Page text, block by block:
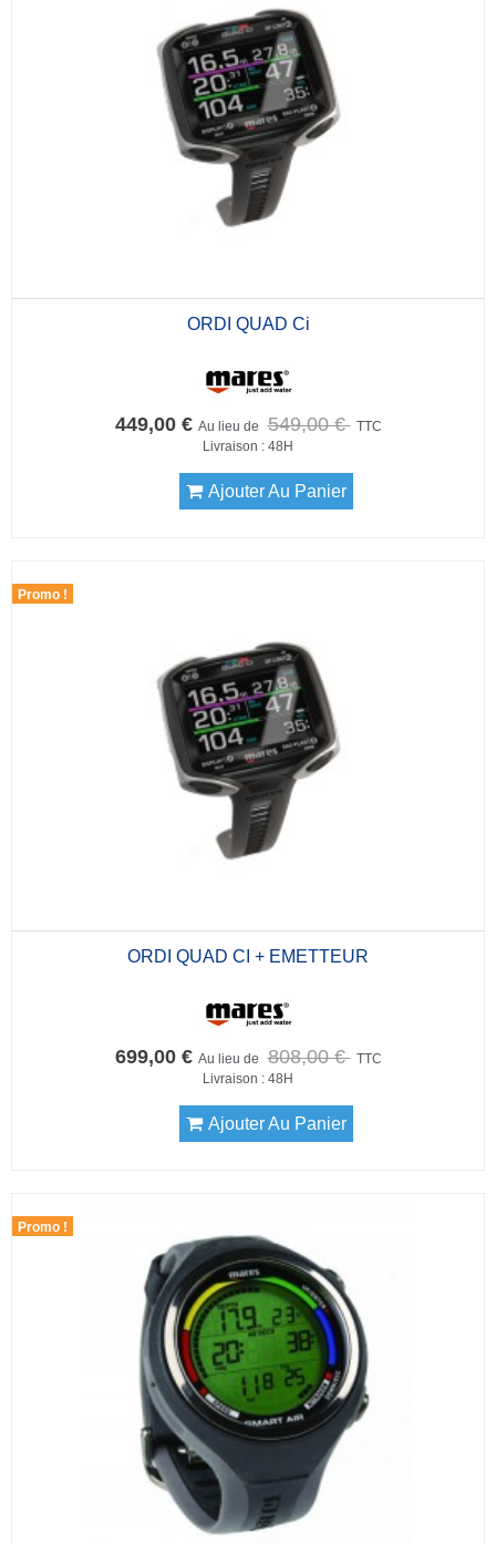
ORDI QUAD Ci
449,00 € Au lieu de 549,00 € TTC
Livraison : 48H
Ajouter Au Panier
Promo !
ORDI QUAD CI + EMETTEUR
699,00 € Au lieu de 808,00 € TTC
Livraison : 48H
Ajouter Au Panier
Promo !